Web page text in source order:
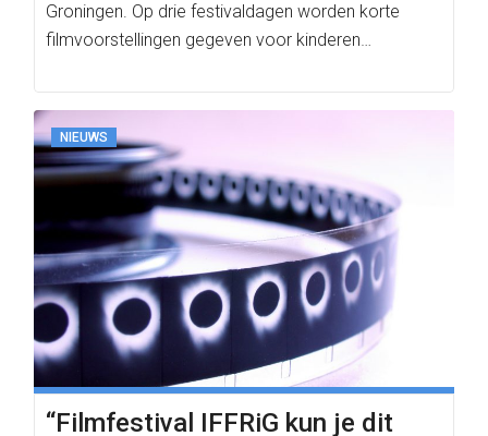
Groningen. Op drie festivaldagen worden korte
filmvoorstellingen gegeven voor kinderen…
NIEUWS
“Filmfestival IFFRiG kun je dit